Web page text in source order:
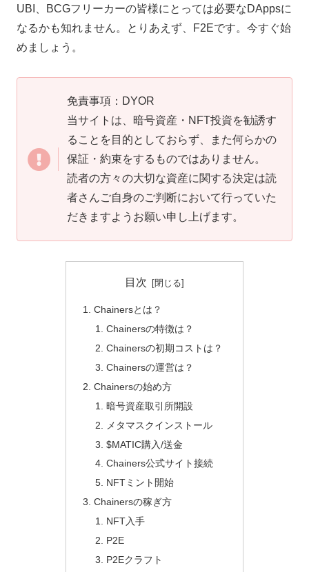
UBI、BCGフリーカーの皆様にとっては必要なDAppsに
なるかも知れません。とりあえず、F2Eです。今すぐ始
めましょう。
免責事項：DYOR
当サイトは、暗号資産・NFT投資を勧誘す
ることを目的としておらず、また何らかの
保証・約束をするものではありません。
読者の方々の大切な資産に関する決定は読
者さんご自身のご判断において行っていた
だきますようお願い申し上げます。
目次
Chainersとは？
Chainersの特徴は？
Chainersの初期コストは？
Chainersの運営は？
Chainersの始め方
暗号資産取引所開設
メタマスクインストール
$MATIC購入/送金
Chainers公式サイト接続
NFTミント開始
Chainersの稼ぎ方
NFT入手
P2E
P2Eクラフト